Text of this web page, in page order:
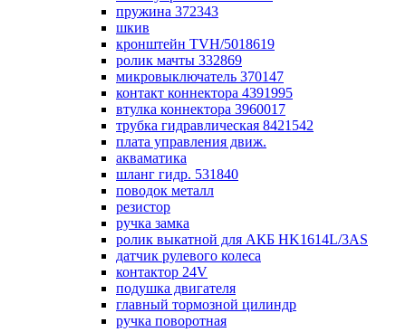
пружина 372343
шкив
кронштейн TVH/5018619
ролик мачты 332869
микровыключатель 370147
контакт коннектора 4391995
втулка коннектора 3960017
трубка гидравлическая 8421542
плата управления движ.
акваматика
шланг гидр. 531840
поводок металл
резистор
ручка замка
ролик выкатной для АКБ HK1614L/3AS
датчик рулевого колеса
контактор 24V
подушка двигателя
главный тормозной цилиндр
ручка поворотная